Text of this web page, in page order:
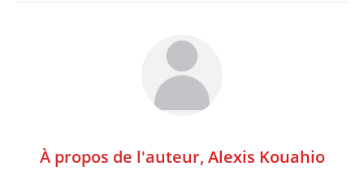
À propos de l'auteur, Alexis Kouahio